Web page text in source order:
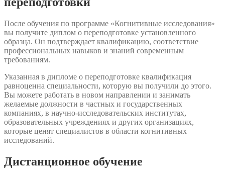
После обучения по программе «Когнитивные исследования»
вы получите диплом о переподготовке установленного
образца. Он подтверждает квалификацию, соответствие
профессиональных навыков и знаний современным
требованиям.
Указанная в дипломе о переподготовке квалификация
равноценна специальности, которую вы получили до этого.
Вы можете работать в новом направлении и занимать
желаемые должности в частных и государственных
компаниях, в научно-исследовательских институтах,
образовательных учреждениях и других организациях,
которые ценят специалистов в области когнитивных
исследований.
Дистанционное обучение